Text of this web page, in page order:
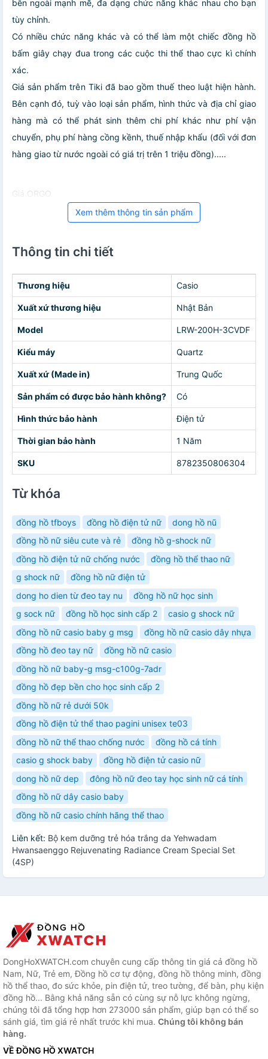
bên ngoài mạnh mẽ, đa dạng chức năng khác nhau cho bạn
tùy chỉnh.
Có nhiều chức năng khác và có thể làm một chiếc đồng hồ
bấm giây chạy đua trong các cuộc thi thể thao cực kì chính
xác.
Giá sản phẩm trên Tiki đã bao gồm thuế theo luật hiện hành.
Bên cạnh đó, tuỳ vào loại sản phẩm, hình thức và địa chỉ giao
hàng mà có thể phát sinh thêm chi phí khác như phí vận
chuyển, phụ phí hàng cồng kềnh, thuế nhập khẩu (đối với đơn
hàng giao từ nước ngoài có giá trị trên 1 triệu đồng).....
Giá ORGO
Xem thêm thông tin sản phẩm
Thông tin chi tiết
Thương hiệu Casio
Xuất xứ thương hiệu Nhật Bản
Model LRW-200H-3CVDF
Kiểu máy Quartz
Xuất xứ (Made in) Trung Quốc
Sản phẩm có được bảo hành không? Có
Hình thức bảo hành Điện tử
Thời gian bảo hành 1 Năm
SKU 8782350806304
Từ khóa
đồng hồ tfboys đồng hồ điện tử nữ
dong hồ nũ
đồng hồ nữ siêu cute và rẻ
đồng hồ g-shock nữ
đồng hồ điện tử nữ chống nước
đồng hồ thể thao nữ
g shock nữ
đồng hồ nữ điện tử
dong ho dien từ đeo tay nu
đồng hồ nữ học sinh
g sock nữ
đồng hồ học sinh cấp 2
casio g shock nữ
đồng hồ nữ casio baby g msg
đồng hồ nữ casio dây nhựa
đồng hồ đeo tay nữ
đồng hồ nữ casio
đồng hồ nữ baby-g msg-c100g-7adr
đồng hồ đẹp bền cho học sinh cấp 2
đồng hồ nữ rẻ dưới 50k
đồng hồ điện tử thể thao pagini unisex te03
đồng hồ nữ thể thao chống nước
đồng hồ cá tính
casio g shock baby
đồng hồ điện tử casio nữ
dong hồ nữ dep
đông hồ nữ đeo tay học sinh nữ cá tính
đồng hồ nữ dây casio baby
đồng hồ nữ casio chính hãng thể thao
Liên kết: Bộ kem dưỡng trẻ hóa trắng da Yehwadam
Hwansaenggo Rejuvenating Radiance Cream Special Set
(4SP)
DongHoXWATCH.com chuyên cung cấp thông tin giá cả đồng hồ
Nam, Nữ, Trẻ em, Đồng hồ cơ tự động, đồng hồ thông minh, đồng
hồ thể thao, đo sức khỏe, pin điện tử, treo tường, để bàn, phụ kiện
đồng hồ... Bằng khả năng sẵn có cùng sự nỗ lực không ngừng,
chúng tôi đã tổng hợp hơn 273000 sản phẩm, giúp bạn có thể so
sánh giá, tìm giá rẻ nhất trước khi mua. Chúng tôi không bán
hàng.
VỀ ĐỒNG HỒ XWATCH